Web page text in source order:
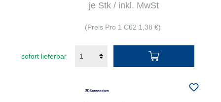
je Stk / inkl. MwSt
(Preis Pro 1 C62 1,38 €)
sofort lieferbar